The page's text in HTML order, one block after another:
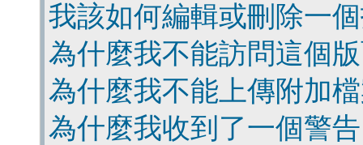
我該如何編輯或刪除一
為什麼我不能訪問這個
為什麼我不能上傳附加
為什麼我收到了一個警